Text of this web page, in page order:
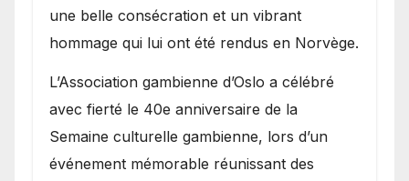
une belle consécration et un vibrant
hommage qui lui ont été rendus en Norvège.
​L’Association gambienne d’Oslo a célébré
avec fierté le 40e anniversaire de la
Semaine culturelle gambienne, lors d’un
événement mémorable réunissant des